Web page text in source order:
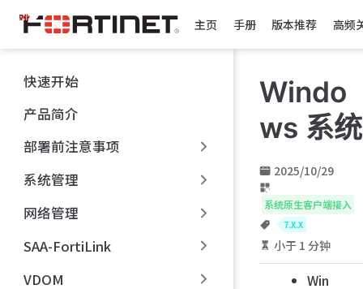
跳
至
主
內
容
主页 手册 版本推荐 高频
快速开始
产品简介
部署前注意事项
系统管理
网络管理
SAA-FortiLink
VDOM
Windo
ws 系统
2025/10/29
系统原生客户端接入
7.X.X
小于 1 分钟
Win